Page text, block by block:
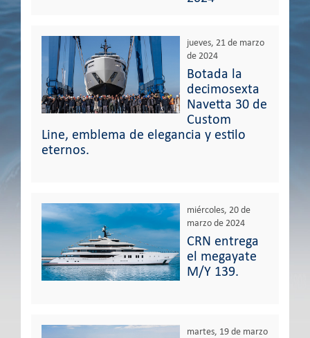
jueves, 21 de marzo
de 2024
Botada la
decimosexta
Navetta 30 de
Custom
Line, emblema de elegancia y estilo
eternos.
miércoles, 20 de
marzo de 2024
CRN entrega
el megayate
M/Y 139.
martes, 19 de marzo